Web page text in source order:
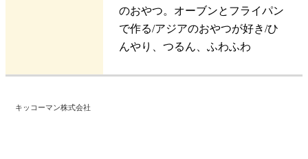
のおやつ。オーブンとフライパン
で作る/アジアのおやつが好き/ひ
んやり、つるん、ふわふわ
キッコーマン株式会社